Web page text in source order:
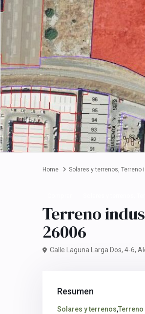
Home Solares y terrenos, Terreno
Terreno
26006
Calle Laguna Larga Dos, 4-6,
Resumen
Solares y terrenos,Terreno